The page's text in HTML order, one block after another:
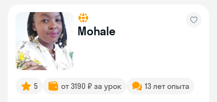
Mohale
5 от 3190 ₽ за урок 13 лет опыта